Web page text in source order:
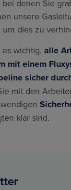
denen Sie
unsere
um dies zu
wichtig, alle
mit einem
sicher
mit den
klar sind.